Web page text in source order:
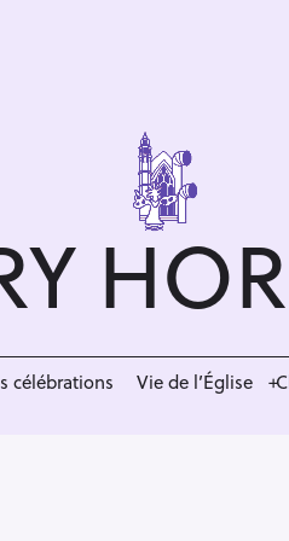
célébrations Vie de l’Église